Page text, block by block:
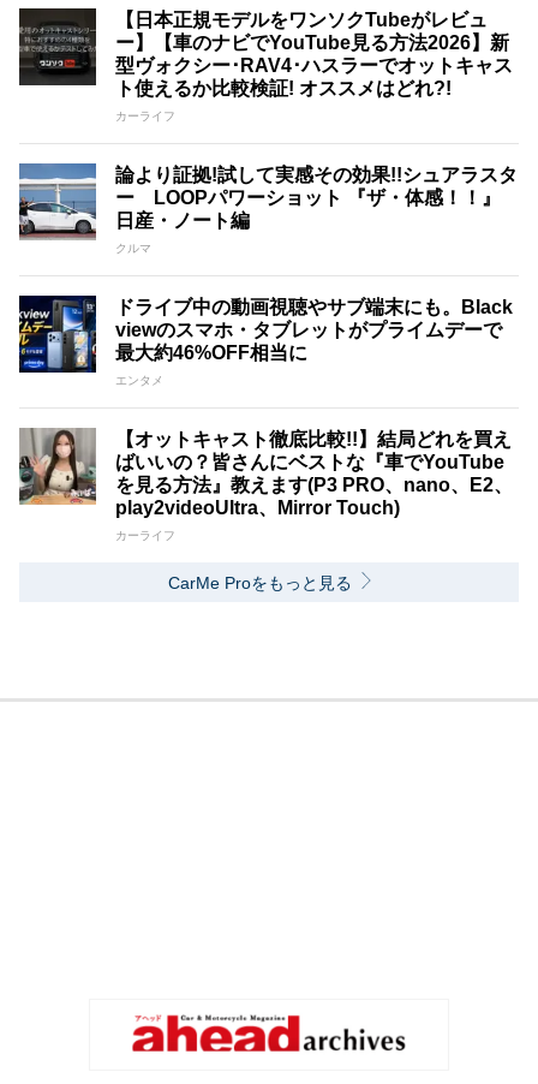
【日本正規モデルをワンソクTubeがレビュ
ー】【車のナビでYouTube見る方法2026】新
型ヴォクシー･RAV4･ハスラーでオットキャス
ト使えるか比較検証! オススメはどれ?!
カーライフ
論より証拠!試して実感その効果!!シュアラスタ
ー LOOPパワーショット 『ザ・体感！！』
日産・ノート編
クルマ
ドライブ中の動画視聴やサブ端末にも。Black
viewのスマホ・タブレットがプライムデーで
最大約46%OFF相当に
エンタメ
【オットキャスト徹底比較!!】結局どれを買え
ばいいの？皆さんにベストな『車でYouTube
を見る方法』教えます(P3 PRO、nano、E2、
play2videoUltra、Mirror Touch)
カーライフ
CarMe Proをもっと見る